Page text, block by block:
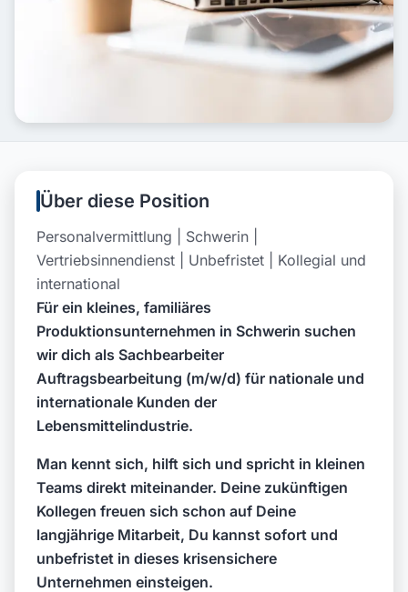
Über diese Position
Personalvermittlung | Schwerin |
Vertriebsinnendienst | Unbefristet | Kollegial und
international
Für ein kleines, familiäres
Produktionsunternehmen in Schwerin suchen
wir dich als Sachbearbeiter
Auftragsbearbeitung (m/w/d) für nationale und
internationale Kunden der
Lebensmittelindustrie.
Man kennt sich, hilft sich und spricht in kleinen
Teams direkt miteinander. Deine zukünftigen
Kollegen freuen sich schon auf Deine
langjährige Mitarbeit, Du kannst sofort und
unbefristet in dieses krisensichere
Unternehmen einsteigen.